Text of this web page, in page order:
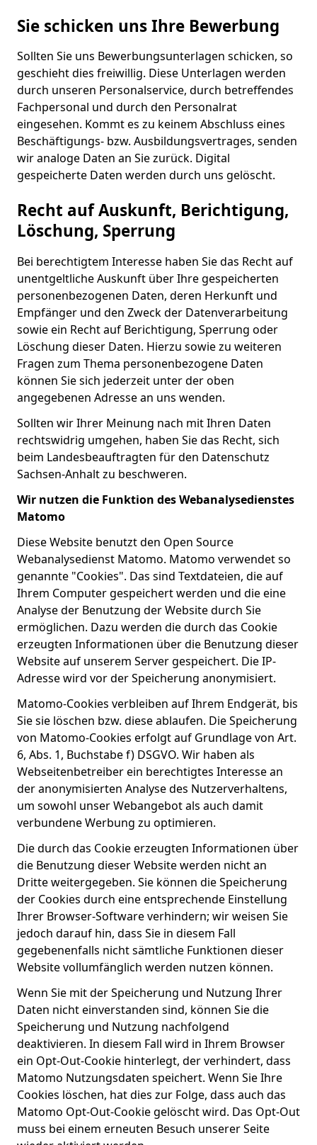
Sie schicken uns Ihre Bewerbung
Sollten Sie uns Bewerbungsunterlagen schicken, so
geschieht dies freiwillig. Diese Unterlagen werden
durch unseren Personalservice, durch betreffendes
Fachpersonal und durch den Personalrat
eingesehen. Kommt es zu keinem Abschluss eines
Beschäftigungs- bzw. Ausbildungsvertrages, senden
wir analoge Daten an Sie zurück. Digital
gespeicherte Daten werden durch uns gelöscht.
Recht auf Auskunft, Berichtigung,
Löschung, Sperrung
Bei berechtigtem Interesse haben Sie das Recht auf
unentgeltliche Auskunft über Ihre gespeicherten
personenbezogenen Daten, deren Herkunft und
Empfänger und den Zweck der Datenverarbeitung
sowie ein Recht auf Berichtigung, Sperrung oder
Löschung dieser Daten. Hierzu sowie zu weiteren
Fragen zum Thema personenbezogene Daten
können Sie sich jederzeit unter der oben
angegebenen Adresse an uns wenden.
Sollten wir Ihrer Meinung nach mit Ihren Daten
rechtswidrig umgehen, haben Sie das Recht, sich
beim Landesbeauftragten für den Datenschutz
Sachsen-Anhalt zu beschweren.
Wir nutzen die Funktion des Webanalysedienstes
Matomo
Diese Website benutzt den Open Source
Webanalysedienst Matomo. Matomo verwendet so
genannte "Cookies". Das sind Textdateien, die auf
Ihrem Computer gespeichert werden und die eine
Analyse der Benutzung der Website durch Sie
ermöglichen. Dazu werden die durch das Cookie
erzeugten Informationen über die Benutzung dieser
Website auf unserem Server gespeichert. Die IP-
Adresse wird vor der Speicherung anonymisiert.
Matomo-Cookies verbleiben auf Ihrem Endgerät, bis
Sie sie löschen bzw. diese ablaufen. Die Speicherung
von Matomo-Cookies erfolgt auf Grundlage von Art.
6, Abs. 1, Buchstabe f) DSGVO. Wir haben als
Webseitenbetreiber ein berechtigtes Interesse an
der anonymisierten Analyse des Nutzerverhaltens,
um sowohl unser Webangebot als auch damit
verbundene Werbung zu optimieren.
Die durch das Cookie erzeugten Informationen über
die Benutzung dieser Website werden nicht an
Dritte weitergegeben. Sie können die Speicherung
der Cookies durch eine entsprechende Einstellung
Ihrer Browser-Software verhindern; wir weisen Sie
jedoch darauf hin, dass Sie in diesem Fall
gegebenenfalls nicht sämtliche Funktionen dieser
Website vollumfänglich werden nutzen können.
Wenn Sie mit der Speicherung und Nutzung Ihrer
Daten nicht einverstanden sind, können Sie die
Speicherung und Nutzung nachfolgend
deaktivieren. In diesem Fall wird in Ihrem Browser
ein Opt-Out-Cookie hinterlegt, der verhindert, dass
Matomo Nutzungsdaten speichert. Wenn Sie Ihre
Cookies löschen, hat dies zur Folge, dass auch das
Matomo Opt-Out-Cookie gelöscht wird. Das Opt-Out
muss bei einem erneuten Besuch unserer Seite